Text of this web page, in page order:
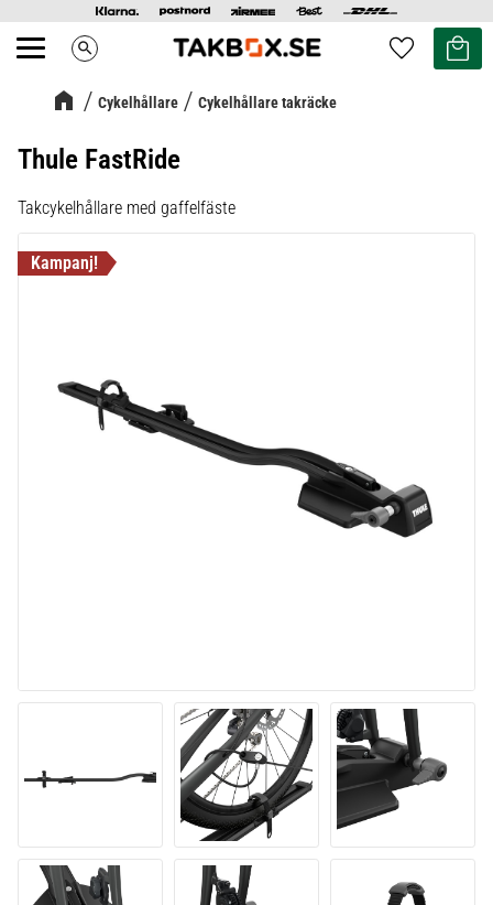
Meny search Favoriter
Kundvagn
Cykelhållare Cykelhållare takräcke
Thule FastRide
Takcykelhållare med gaffelfäste